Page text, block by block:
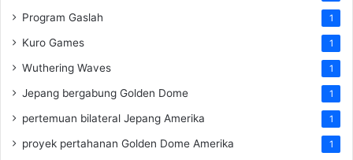
Program Gaslah 1
Kuro Games 1
Wuthering Waves 1
Jepang bergabung Golden Dome 1
pertemuan bilateral Jepang Amerika 1
proyek pertahanan Golden Dome Amerika 1